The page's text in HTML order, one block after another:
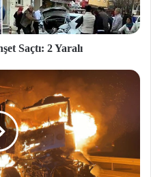
Saçtı: 2 Yaralı